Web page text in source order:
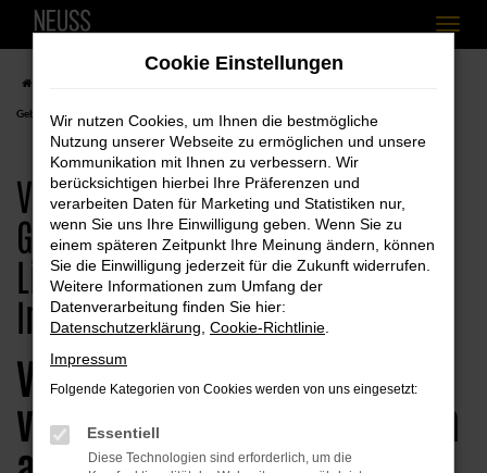
Zum
Gebrauchtwagen Angebote mit Lieferservice nach Simbach am Inn
VW Simbach am Inn, VW up!
Gebrauchtwagen Angebote mit
Lieferservice nach Simbach am
Inn
VW up! Gebrauchtwagen –
voller Vertrauen in Simbach
Cookie Einstellungen
Wir nutzen Cookies, um Ihnen die bestmögliche
Nutzung unserer Webseite zu ermöglichen und unsere
Kommunikation mit Ihnen zu verbessern. Wir
berücksichtigen hierbei Ihre Präferenzen und
verarbeiten Daten für Marketing und Statistiken nur,
wenn Sie uns Ihre Einwilligung geben. Wenn Sie zu
einem späteren Zeitpunkt Ihre Meinung ändern, können
Sie die Einwilligung jederzeit für die Zukunft widerrufen.
Weitere Informationen zum Umfang der
Datenverarbeitung finden Sie hier:
Datenschutzerklärung Cookie-Richtlinie
Impressum
Folgende Kategorien von Cookies werden von uns eingesetzt:
Essentiell
Diese Technologien sind erforderlich, um die